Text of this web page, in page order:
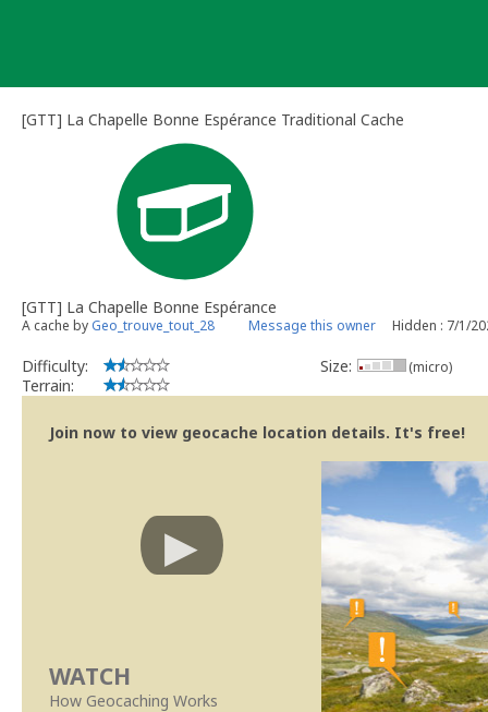
[GTT] La Chapelle Bonne Espérance Traditional Cache
[GTT] La Chapelle Bonne Espérance
A cache by Geo_trouve_tout_28 Message this owner Hidden : 7/1/
Difficulty:
Terrain:
Size: (micro)
Join now to view geocache location details. It's free!
WATCH
How Geocaching Works